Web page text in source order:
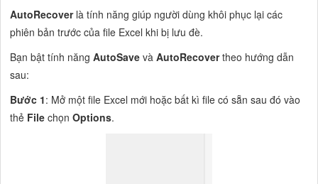
AutoRecoverlà tính năng giúp người dùng khôi phục lại các
phiên bản trước của file Excel khi bị lưu đè.
Bạn bật tính năngAutoSave vàAutoRecovertheo hướng dẫn
sau:
Bước 1: Mở một file Excel mới hoặc bất kì file có sẵn sau đó vào
thẻ File chọnOptions.